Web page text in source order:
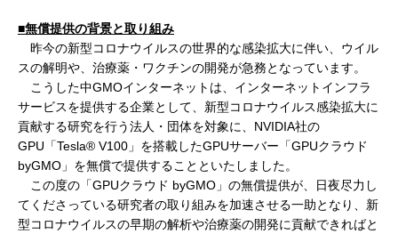
■無償提供の背景と取り組み
昨今の新型コロナウイルスの世界的な感染拡大に伴い、ウイル
スの解明や、治療薬・ワクチンの開発が急務となっています。
こうした中GMOインターネットは、インターネットインフラ
サービスを提供する企業として、新型コロナウイルス感染拡大に
貢献する研究を行う法人・団体を対象に、NVIDIA社の
GPU「Tesla® V100」を搭載したGPUサーバー「GPUクラウド
byGMO」を無償で提供することといたしました。
この度の「GPUクラウド byGMO」の無償提供が、日夜尽力し
てくださっている研究者の取り組みを加速させる一助となり、新
型コロナウイルスの早期の解析や治療薬の開発に貢献できればと